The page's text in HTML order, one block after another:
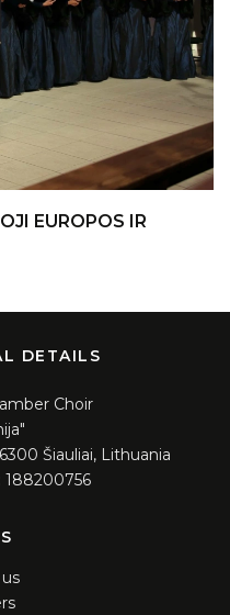
EUROPOS IR
DETAILS
Choir
Šiauliai, Lithuania
188200756